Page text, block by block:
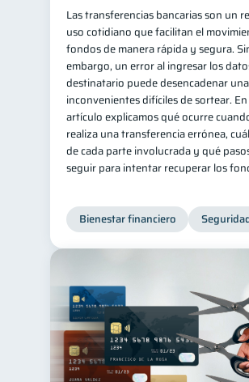
Las transferencias bancarias son un
uso cotidiano que facilitan el
fondos de manera rápida y segura.
embargo, un error al ingresar los
destinatario puede desencadenar
inconvenientes difíciles de sortear.
artículo explicamos qué ocurre
realiza una transferencia errónea,
de cada parte involucrada y qué
seguir para intentar recuperar los
Bienestar financiero